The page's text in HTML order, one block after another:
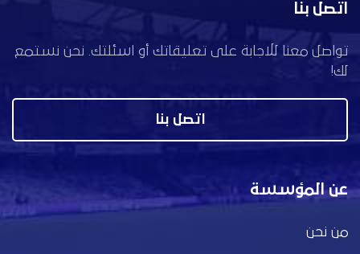
اتصل بنا
تواصل معنا للاجابة على تعليقاتك أو اسئلتك. نحن نستمع
لك!
اتصل بنا
عن المؤسسة
من نحن